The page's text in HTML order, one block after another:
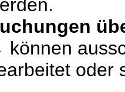
können
oder